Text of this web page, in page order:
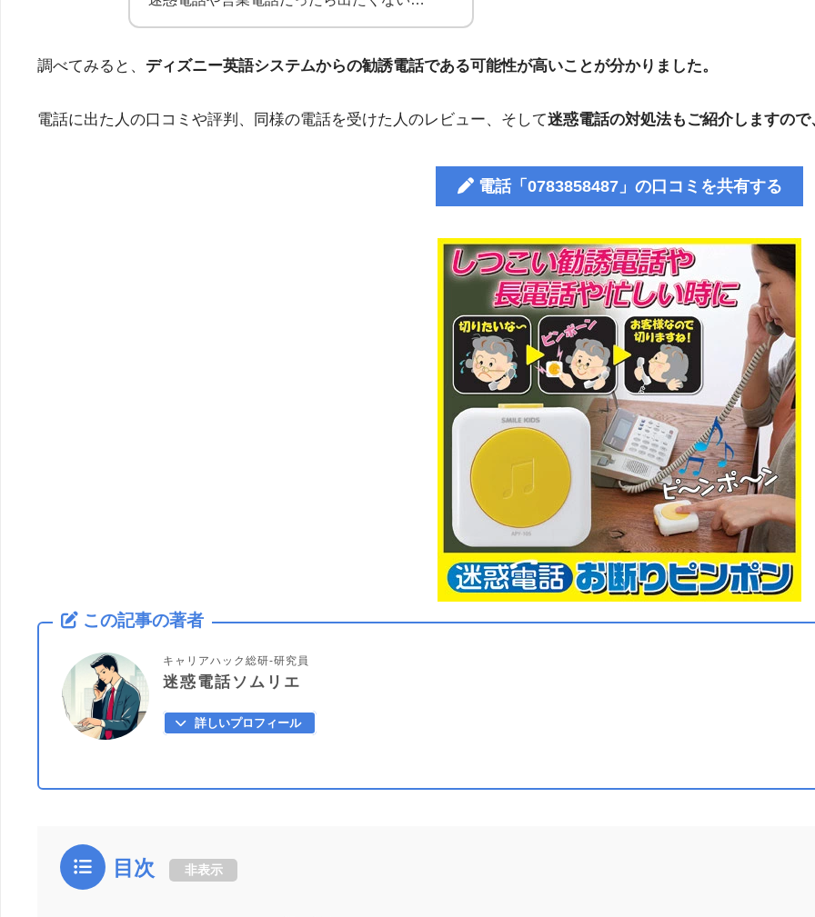
調べてみると、 ディズニー英語システムからの勧誘電話である可能性が高いことが分かりました。
電話に出た人の口コミや評判、同様の電話を受けた人のレビュー、そして迷惑電話の対処法もご紹介しますの
電話「0783858487」の口コミを共有する
この記事の著者
キャリアハック総研-研究員
迷惑電話ソムリエ
詳しいプロフィール
目次 非表示